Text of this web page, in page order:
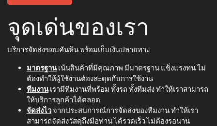
จุดเด่นของเรา
บริการจัดส่งขอบคันหิน พร้อมเก็บเงินปลายทาง
มาตรฐานเน้นสินค้าที่มีคุณภาพ มีมาตรฐาน แข็งแรงทน ไม่
ต้องทำให้ผู้ใช้งานต้องสะดุดกับการใช้งาน
ทีมงานเรามีทีมงานที่พร้อม ทั้งรถ ทั้งทีมส่ง ทำให้เราสามารถ
ให้บริการลูกค้าได้ตลอด
จัดส่งไว จากประสบการณ์การจัดส่งของทีมงาน ทำให้เรา
สามารถจัดส่งวัสดุถึงมือท่าน ได้รวดเร็ว ไม่ต้องรอนาน